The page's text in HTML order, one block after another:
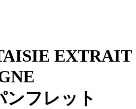
EXTRAIT
ンフレット